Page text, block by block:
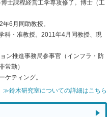
士課程経営工学専攻修了。博士（工
6月同助教授。
科・准教授。2011年4月同教授、現
ン推進事務局参事官（インフラ・防
常勤）
ケティング。
≫鈴木研究室についての詳細はこちら